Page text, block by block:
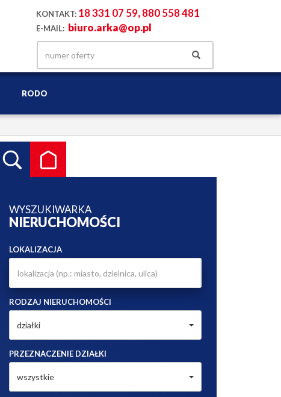
KONTAKT: 18 331 07 59,880 558 481
E-MAIL: biuro.arka@op.pl
RODO
WYSZUKIWARKA
NIERUCHOMOŚCI
LOKALIZACJA
RODZAJ NIERUCHOMOŚCI
działki
PRZEZNACZENIE DZIAŁKI
wszystkie